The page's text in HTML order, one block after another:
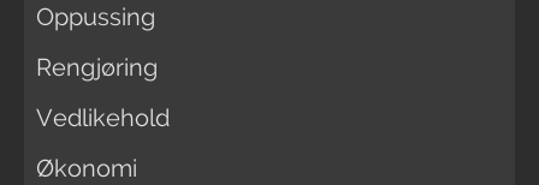
Oppussing
Rengjøring
Vedlikehold
Økonomi